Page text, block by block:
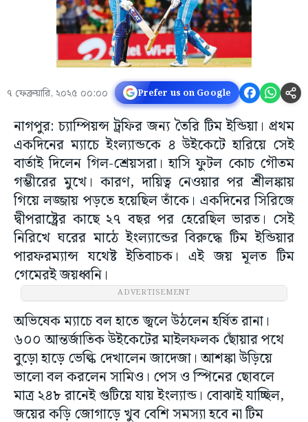
৭ ফেব্রুয়ারি, ২০২৫ ০০:০০ Prefer us on Google
নাগপুর: চ্যাম্পিয়ন্স ট্রফির জন্য তৈরি টিম ইন্ডিয়া। প্রথম
একদিনের ম্যাচে ইংল্যান্ডকে ৪ উইকেটে হারিয়ে সেই
বার্তাই দিলেন গিল-শ্রেয়সরা। হাসি ফুটল কোচ গৌতম
গম্ভীরের মুখে। কারণ, দায়িত্ব নেওয়ার পর শ্রীলঙ্কায়
গিয়ে লজ্জায় পড়তে হয়েছিল তাঁকে। একদিনের সিরিজে
দ্বীপরাষ্ট্রের কাছে ২৭ বছর পর হেরেছিল ভারত। সেই
নিরিখে ঘরের মাঠে ইংল্যান্ডের বিরুদ্ধে টিম ইন্ডিয়ার
পারফরম্যান্স যথেষ্ট ইতিবাচক। এই জয় মূলত টিম
গেমেরই জয়ধ্বনি।
ADVERTISEMENT
অভিষেক ম্যাচে বল হাতে জ্বলে উঠলেন হর্ষিত রানা।
৬০০ আন্তর্জাতিক উইকেটের মাইলফলক ছোঁয়ার পথে
বুড়ো হাড়ে ভেল্কি দেখালেন জাদেজা। আশঙ্কা উড়িয়ে
ভালো বল করলেন সামিও। পেস ও স্পিনের ছোবলে
মাত্র ২৪৮ রানেই গুটিয়ে যায় ইংল্যান্ড। বোঝাই যাচ্ছিল,
জয়ের কড়ি জোগাড়ে খুব বেশি সমস্যা হবে না টিম